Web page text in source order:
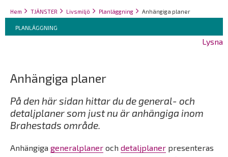
Länkstigar
You
here:
Hem TJÄNSTER Livsmiljö Planläggning Anhängiga planer
Breadcrumbs
You
are
PLANLÄGGNING
Lysna
Anhängiga planer
På den här sidan hittar du de general- och
detaljplaner som just nu är anhängiga inom
Brahestads område.
Anhängiga generalplaner och detaljplaner presenteras